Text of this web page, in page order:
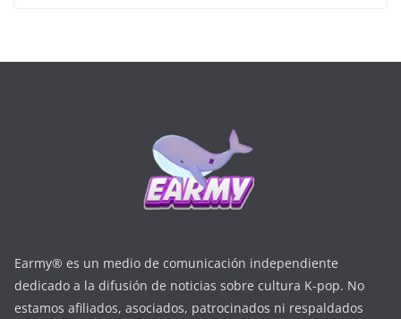
Earmy® es un medio de comunicación independiente
dedicado a la difusión de noticias sobre cultura K-pop. No
estamos afiliados, asociados, patrocinados ni respaldados